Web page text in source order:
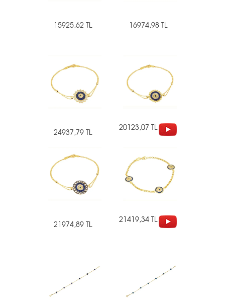
15925,62 TL 16974,98 TL
24937,79 TL 20123,07 TL
21974,89 TL 21419,34 TL